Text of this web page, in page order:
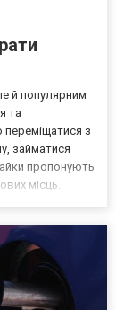
й популярним
та
з
займатися
пропонують
місць.